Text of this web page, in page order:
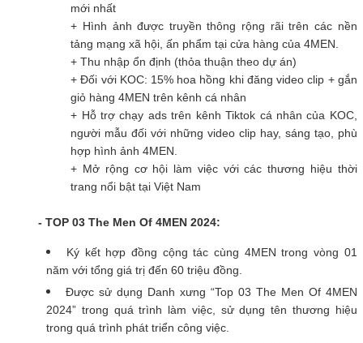
mới nhất
+ Hình ảnh được truyền thông rộng rãi trên các nền
tảng mạng xã hội, ấn phẩm tại cửa hàng của 4MEN.
+ Thu nhập ổn định (thỏa thuận theo dự án)
+ Đối với KOC: 15% hoa hồng khi đăng video clip + gắn
giỏ hàng 4MEN trên kênh cá nhân
+ Hỗ trợ chạy ads trên kênh Tiktok cá nhân của KOC,
người mẫu đối với những video clip hay, sáng tạo, phù
hợp hình ảnh 4MEN.
+ Mở rộng cơ hội làm việc với các thương hiệu thời
trang nổi bật tại Việt Nam
- TOP 03 The Men Of 4MEN 2024:
Ký kết hợp đồng cộng tác cùng 4MEN trong vòng 01
năm với tổng giá trị đến 60 triệu đồng.
Được sử dụng Danh xưng “Top 03 The Men Of 4MEN
2024” trong quá trình làm việc, sử dụng tên thương hiệu
trong quá trình phát triển công việc.